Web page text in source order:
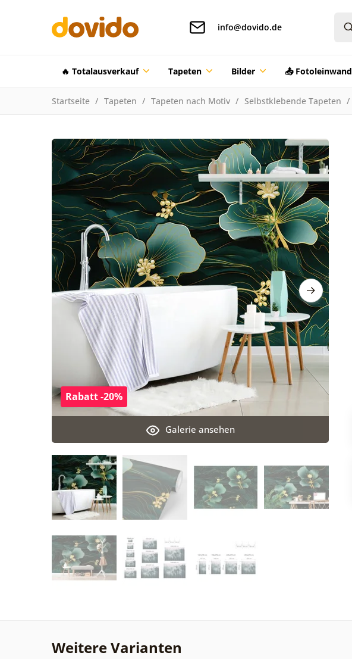
info@dovido.de
🔥 Totalausverkauf Tapeten Bilder 📤 Fotoleinwand
Startseite Tapeten Tapeten nach Motiv Selbstklebende Tapeten
Galerie ansehen
Rabatt -20%
Weitere Varianten